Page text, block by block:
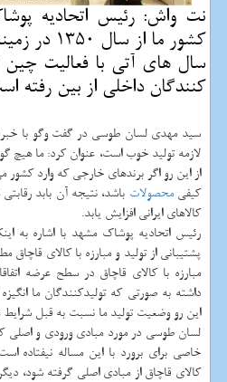
نت واش: رئیس اتحادیه
كشور ما از
سال های آتی با فعالیت چین
كنندگان داخلی از بین رفته
سید مهدی لسان طوسی در گفت وگو با
لازمه تولید خوب است، عنوان كرد: ما هیچ
از این رو اگر برندهای خارجی كه وارد
كیفیمحصولات باشد، نتیجه آن بابد
كالاهای ایرانی افزایش یابد.
رئیس اتحادیه پوشاك مشهد با اشاره به
پشتیبانی از تولید و مبارزه با كالای
مبارزه با كالای قاچاق در سطح عرضه
داشته به صورتی كه تولیدكنندگان ما انگیزه
این رو وضعیت تولید ما نسبت به قبل
لسان طوسی در مورد مبادی ورودی و اصلی
خاصی برای برورد با این مساله نیفتاده
كالای قاچاق از مبادی اصلی گرفته شود،